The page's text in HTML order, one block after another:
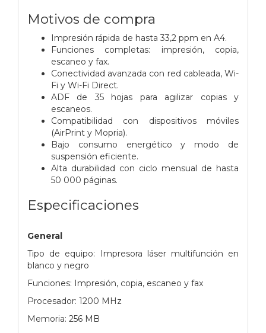
Motivos de compra
Impresión rápida de hasta 33,2 ppm en A4.
Funciones completas: impresión, copia,
escaneo y fax.
Conectividad avanzada con red cableada, Wi-
Fi y Wi-Fi Direct.
ADF de 35 hojas para agilizar copias y
escaneos.
Compatibilidad con dispositivos móviles
(AirPrint y Mopria).
Bajo consumo energético y modo de
suspensión eficiente.
Alta durabilidad con ciclo mensual de hasta
50 000 páginas.
Especificaciones
General
Tipo de equipo: Impresora láser multifunción en
blanco y negro
Funciones: Impresión, copia, escaneo y fax
Procesador: 1200 MHz
Memoria: 256 MB